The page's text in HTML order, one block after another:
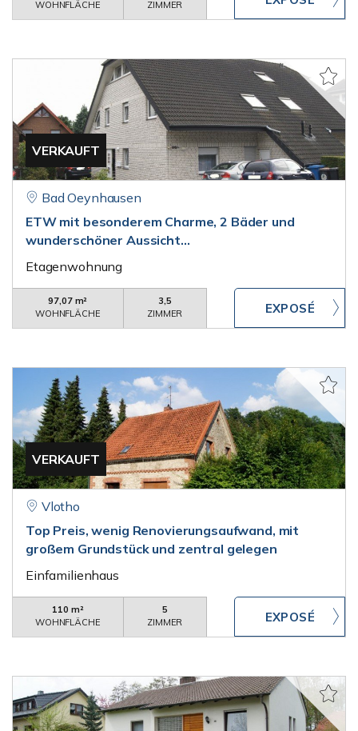
WOHNFLÄCHE
ZIMMER
VERKAUFT
Bad Oeynhausen
ETW mit besonderem Charme, 2 Bäder und
wunderschöner Aussicht...
Etagenwohnung
97,07 m²
WOHNFLÄCHE
3,5
ZIMMER
VERKAUFT
Vlotho
Top Preis, wenig Renovierungsaufwand, mit
großem Grundstück und zentral gelegen
Einfamilienhaus
110 m²
WOHNFLÄCHE
5
ZIMMER